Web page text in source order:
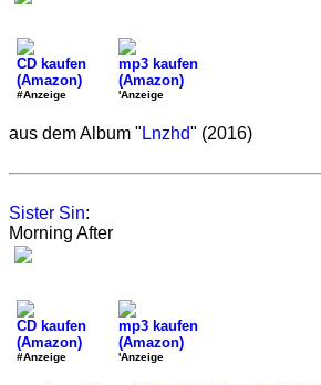
CD kaufen
(Amazon)
#Anzeige
mp3 kaufen
(Amazon)
'Anzeige
aus dem Album " Lnzhd" (2016)
Sister Sin:
Morning After
CD kaufen
(Amazon)
#Anzeige
mp3 kaufen
(Amazon)
'Anzeige